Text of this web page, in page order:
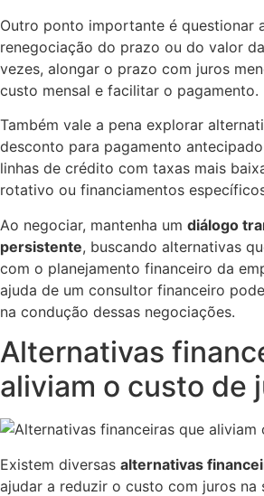
Outro ponto importante é questionar
renegociação do prazo ou do valor
vezes, alongar o prazo com juros
custo mensal e facilitar o pagamento.
Também vale a pena explorar
desconto para pagamento
linhas de crédito com taxas mais
rotativo ou financiamentos
Ao negociar, mantenha um diálogo
persistente, buscando alternativas
com o planejamento financeiro da
ajuda de um consultor financeiro
na condução dessas negociações.
Alternativas
aliviam o custo de
Existem diversas alternativas
ajudar a reduzir o custo com juros na